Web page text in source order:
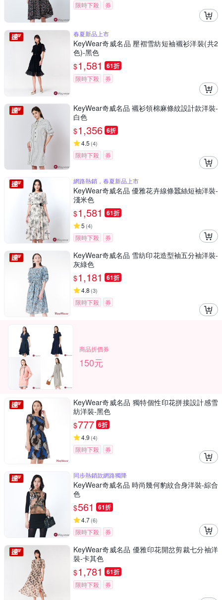
限時下殺 券
春夏新品上市
KeyWear奇威名品 壓褶雪紡短袖襯衫洋裝(共2
色)-黑色
$1,581 61折
限時下殺 券
KeyWear奇威名品 襯衫領棉麻條紋設計款洋裝-
白色
$1,356 6折
4.5 (4)
限時下殺 券
網路熱銷，春夏新品上市
KeyWear奇威名品 優雅花卉線條蠶絲短袖洋裝-
淺米色
$1,581 61折
5 (4)
限時下殺 券
KeyWear奇威名品 雪紡印花造型袖五分袖洋裝-
灰綠色
$1,181 61折
4.8 (3)
限時下殺 券
商品折價券
150元
KeyWear奇威名品 獨特個性印花拼接設計感雪
紡洋裝-黑色
$777 6折
4.9 (4)
限時下殺 券
同步熱銷款網路獨降
KeyWear奇威名品 時尚幾何豹紋合身洋裝-綜合
色
$561 61折
4.7(6)
限時下殺 券
KeyWear奇威名品 優雅印花開岔剪裁七分袖洋
裝-卡其色
$1,781 61折
限時下殺 券